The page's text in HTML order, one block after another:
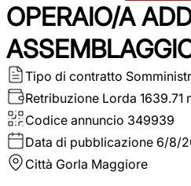
OPERAIO/A
Tipo di contratto
Retribuzione Lorda 1639.71
Codice annuncio 349939
Data di pubblicazione 6/8/
Città Gorla Maggiore